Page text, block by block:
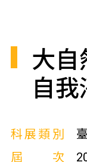
大自
自
科展類別
屆次